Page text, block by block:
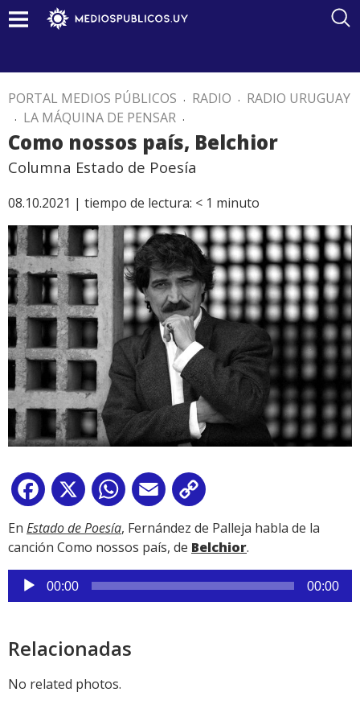
PORTAL MEDIOS PÚBLICOS . RADIO . RADIO URUGUAY
. LA MÁQUINA DE PENSAR .
Como nossos país, Belchior
Columna Estado de Poesía
08.10.2021 | tiempo de lectura: < 1 minuto
Facebook
X WhatsApp
Email
Link
En Estado de Poesía, Fernández de Palleja habla de la
canción Como nossos país, de Belchior.
Reproductor
de
00:00 00:00
Relacionadas
No related photos.